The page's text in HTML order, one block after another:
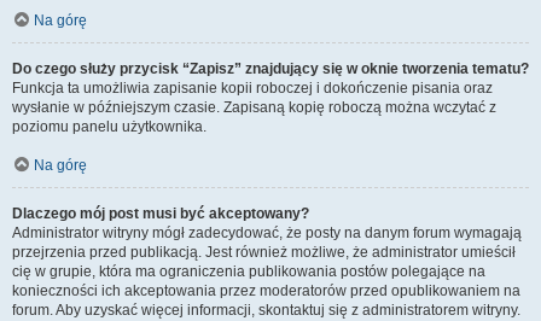
Na górę
Do czego służy przycisk “Zapisz” znajdujący się w oknie tworzenia tematu?
Funkcja ta umożliwia zapisanie kopii roboczej i dokończenie pisania oraz
wysłanie w późniejszym czasie. Zapisaną kopię roboczą można wczytać z
poziomu panelu użytkownika.
Na górę
Dlaczego mój post musi być akceptowany?
Administrator witryny mógł zadecydować, że posty na danym forum wymagają
przejrzenia przed publikacją. Jest również możliwe, że administrator umieścił
cię w grupie, która ma ograniczenia publikowania postów polegające na
konieczności ich akceptowania przez moderatorów przed opublikowaniem na
forum. Aby uzyskać więcej informacji, skontaktuj się z administratorem witryny.